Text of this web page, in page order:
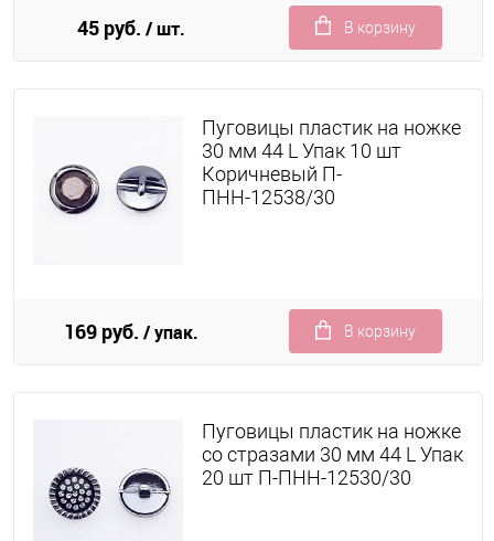
45 руб. / шт. В корзину
Пуговицы пластик на ножке
30 мм 44 L Упак 10 шт
Коричневый П-
ПНН-12538/30
169 руб. / упак. В корзину
Пуговицы пластик на ножке
со стразами 30 мм 44 L Упак
20 шт П-ПНН-12530/30